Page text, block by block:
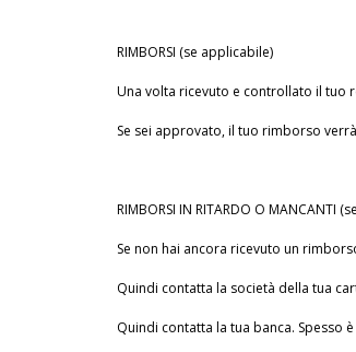
RIMBORSI (se applicabile)
Una volta ricevuto e controllato il
Se sei approvato, il tuo rimborso
RIMBORSI IN RITARDO O MANCANTI
Se non hai ancora ricevuto un
Quindi contatta la società della tua
Quindi contatta la tua banca. Spesso